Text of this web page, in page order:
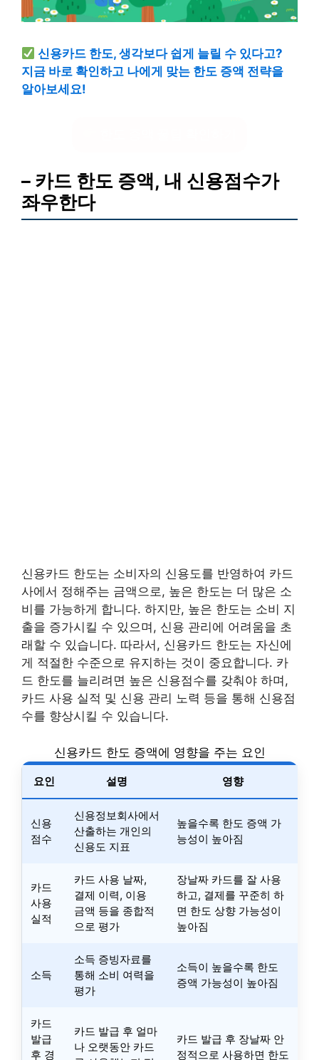
신용카드 한도, 생각보다 쉽게 늘릴 수 있다고?
지금 바로 확인하고 나에게 맞는 한도 증액 전략을
알아보세요!
– 카드 한도 증액, 내 신용점수가
좌우한다
신용카드 한도는 소비자의 신용도를 반영하여 카드
사에서 정해주는 금액으로, 높은 한도는 더 많은 소
비를 가능하게 합니다. 하지만, 높은 한도는 소비 지
출을 증가시킬 수 있으며, 신용 관리에 어려움을 초
래할 수 있습니다. 따라서, 신용카드 한도는 자신에
게 적절한 수준으로 유지하는 것이 중요합니다. 카
드 한도를 늘리려면 높은 신용점수를 갖춰야 하며,
카드 사용 실적 및 신용 관리 노력 등을 통해 신용점
수를 향상시킬 수 있습니다.
신용카드 한도 증액에 영향을 주는 요인
요인 설명 영향
신용
점수
신용정보회사에서
산출하는 개인의
신용도 지표
높을수록 한도 증액 가
능성이 높아짐
카드
사용
실적
카드 사용 날짜,
결제 이력, 이용
금액 등을 종합적
으로 평가
장날짜 카드를 잘 사용
하고, 결제를 꾸준히 하
면 한도 상향 가능성이
높아짐
소득
소득 증빙자료를
통해 소비 여력을
평가
소득이 높을수록 한도
증액 가능성이 높아짐
카드
발급
후 경
카드 발급 후 얼마
나 오랫동안 카드
카드 발급 후 장날짜 안
정적으로 사용하면 한도